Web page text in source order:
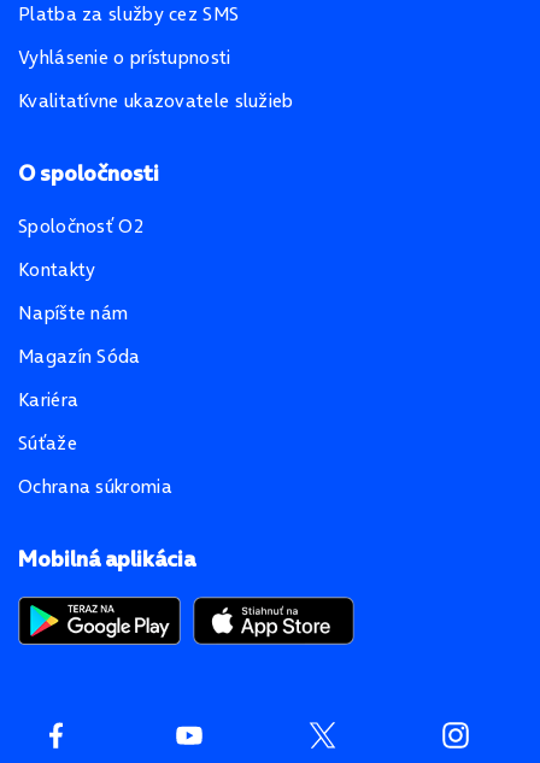
Mobilná aplikácia
Platba za služby cez SMS
Vyhlásenie o prístupnosti
Kvalitatívne ukazovatele služieb
O spoločnosti
Spoločnosť O2
Kontakty
Napíšte nám
Magazín Sóda
Kariéra
Súťaže
Ochrana súkromia